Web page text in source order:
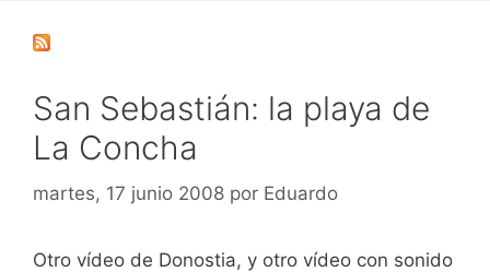
San Sebastián: la playa de
La Concha
martes, 17 junio 2008 por Eduardo
Otro vídeo de Donostia, y otro vídeo con sonido